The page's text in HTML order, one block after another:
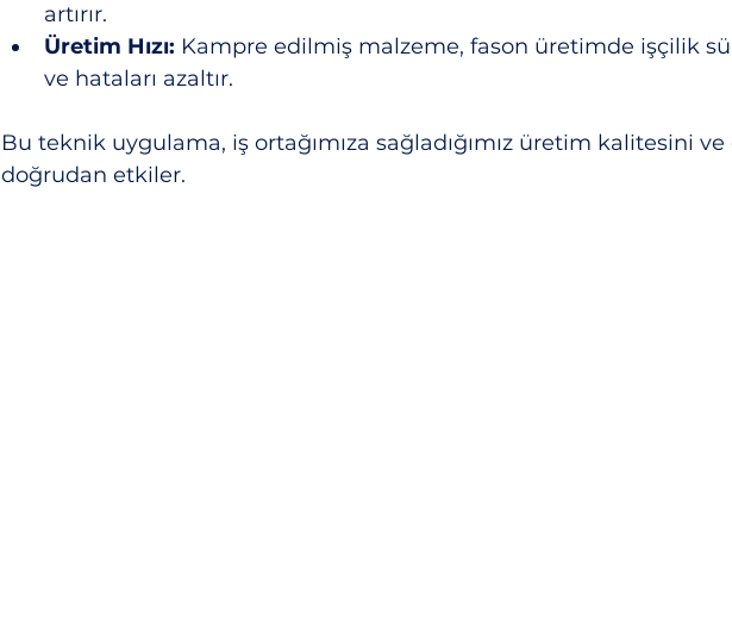
artırır.
Üretim Hızı: Kampre edilmiş malzeme, fason üretimde işçilik
ve hataları azaltır.
Bu teknik uygulama, iş ortağımıza sağladığımız üretim kalitesini
doğrudan etkiler.